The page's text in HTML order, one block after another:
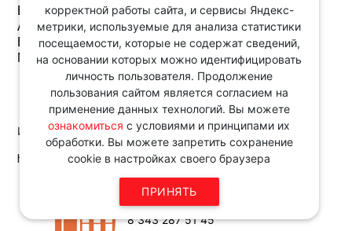
В указанный перечень пунктов пропуска включены
Архангельск, Большой порт Санкт-Петербург,
Владивосток, Дудинка, Калининград, Корсаков,
Магадан, Мурманск, Петропавловск-Камчатский.
Источник:
http://www.consultant.ru
корректной работы сайта, и сервисы Яндекс-
метрики, используемые для анализа статистики
посещаемости, которые не содержат сведений,
на основании которых можно идентифицировать
личность пользователя. Продолжение
пользования сайтом является согласием на
применение данных технологий. Вы можете
ознакомиться с условиями и принципами их
обработки. Вы можете запретить сохранение
cookie в настройках своего браузера
ПРИНЯТЬ
Звоните по телефону в рабочие
дни с 9:00 до 18:00
8 343 287 51 45